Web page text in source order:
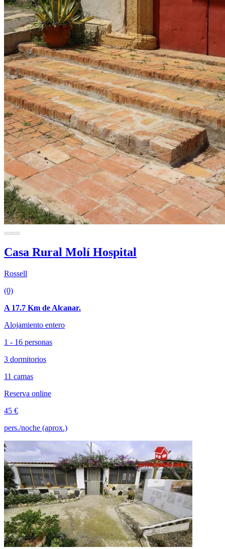
Casa Rural Molí Hospital
Rossell
(0)
A 17.7 Km de Alcanar.
Alojamiento entero
1 - 16 personas
3 dormitorios
11 camas
Reserva online
45 €
pers./noche (aprox.)